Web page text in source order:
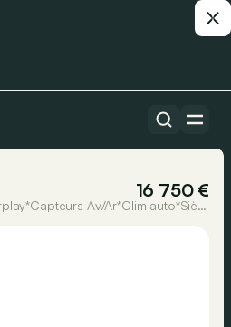
16 750 €
Ambition*GPS*Caméra*Carplay*Capteurs Av/Ar*Clim auto*Sièges Av chauffants